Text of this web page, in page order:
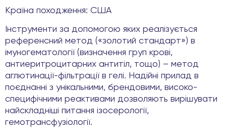
Країна походження: США
Інструменти за допомогою яких реалізується
референсний метод («золотий стандарт») в
імуногематології (визначення груп крові,
антиеритроцитарних антитіл, тощо) – метод
аглютинації-фільтрації в гелі. Надійні прилад в
поєднанні з унікальними, брендовими, високо-
специфічними реактивами дозволяють вирішувати
найскладніші питання ізосерології,
гемотрансфузіології.